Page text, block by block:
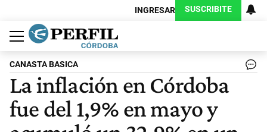
INGRESAR SUSCRIBITE
Política
Economía
Judiciales
Sociedad
Cultura
Espectáculos
Deportes
Protagonistas
CANASTA BASICA
La inflación en Córdoba
fue del 1,9% en mayo y